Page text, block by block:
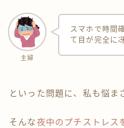
主婦
スマホで時間
て目が完全に
といった問題に、私も悩ま
そんな夜中のプチストレス